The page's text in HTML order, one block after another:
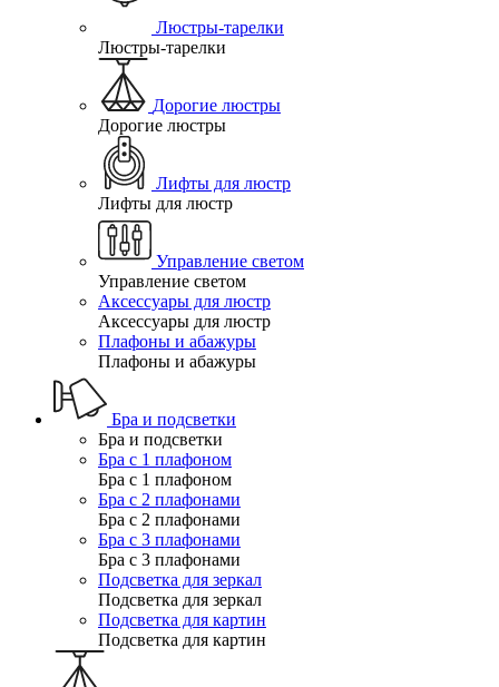
Люстры-тарелки
Люстры-тарелки
Дорогие люстры
Дорогие люстры
Лифты для люстр
Лифты для люстр
Управление светом
Управление светом
Аксессуары для люстр
Аксессуары для люстр
Плафоны и абажуры
Плафоны и абажуры
Бра и подсветки
Бра и подсветки
Бра с 1 плафоном
Бра с 1 плафоном
Бра с 2 плафонами
Бра с 2 плафонами
Бра с 3 плафонами
Бра с 3 плафонами
Подсветка для зеркал
Подсветка для зеркал
Подсветка для картин
Подсветка для картин